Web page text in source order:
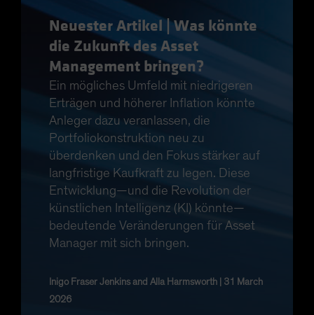
Poland
Singapore
South Korea - 대한민국
Spain
Sweden
Switzerland
Taiwan - 台灣
UK
United States (US Citizens)
US (Non-US Citizens/NRC)
Neuester Artikel | Was könnte
die Zukunft des Asset
Management bringen?
Ein mögliches Umfeld mit niedrigeren
Erträgen und höherer Inflation könnte
Anleger dazu veranlassen, die
Portfoliokonstruktion neu zu
überdenken und den Fokus stärker auf
langfristige Kaufkraft zu legen. Diese
Entwicklung—und die Revolution der
künstlichen Intelligenz (KI) könnte—
bedeutende Veränderungen für Asset
Manager mit sich bringen.
Inigo Fraser Jenkins and Alla Harmsworth | 31 March
2026